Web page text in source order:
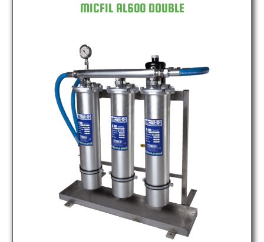
MICFIL AL600 DOUBLE
MICFIL AL600 TRIPLE